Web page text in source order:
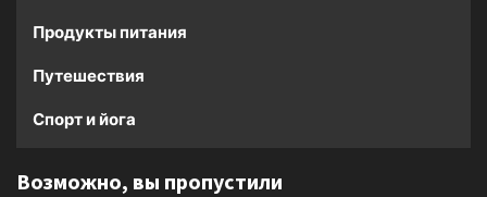
Продукты питания
Путешествия
Спорт и йога
Возможно, вы пропустили